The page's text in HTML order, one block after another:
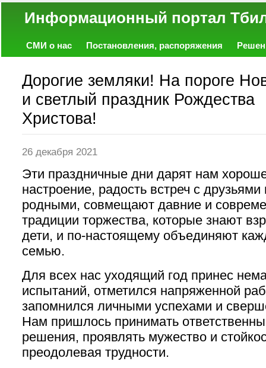
Информационный
СМИ о нас Постановления, распоряжения
Дорогие земляки! На пороге
и светлый праздник Рождества
Христова!
26 декабря 2021
Эти праздничные дни дарят нам
настроение, радость встреч с друзьями
родными, совмещают давние и
традиции торжества, которые знают
дети, и по-настоящему объединяют
семью.
Для всех нас уходящий год принес
испытаний, отметился напряженной
запомнился личными успехами и
Нам пришлось принимать
решения, проявлять мужество и
преодолевая трудности.